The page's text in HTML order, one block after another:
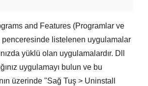
and Features (Programlar ve
penceresinde listelenen uygulamalar
yüklü olan uygulamalardır. Dll
uygulamayı bulun ve bu
üzerinde "Sağ Tuş > Uninstall